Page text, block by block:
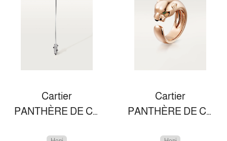
Cartier
PANTHÈRE DE CARTIER BROOCH
Cartier
PANTHÈRE DE CARTIER RING